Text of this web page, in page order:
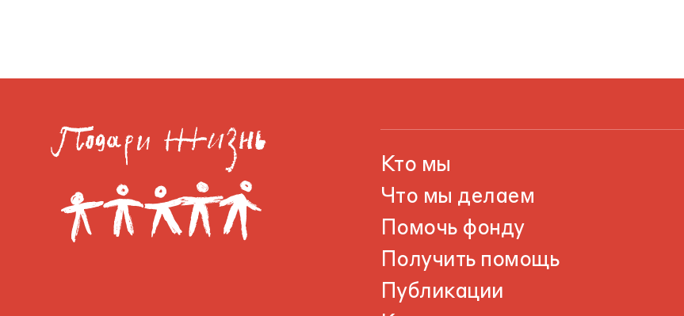
Кто мы
Что мы делаем
Помочь фонду
Получить помощь
Публикации